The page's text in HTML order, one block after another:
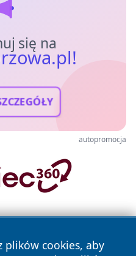
się na
autopromocja
plików cookies, aby